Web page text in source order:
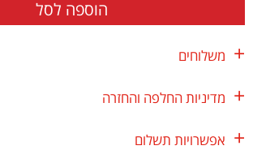
הוספה לסל
משלוחים
מדיניות החלפה והחזרה
אפשרויות תשלום